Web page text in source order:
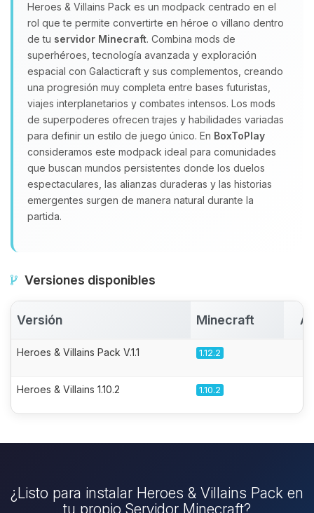
Heroes & Villains Pack es un modpack centrado en el
rol que te permite convertirte en héroe o villano dentro
de tu servidor Minecraft. Combina mods de
superhéroes, tecnología avanzada y exploración
espacial con Galacticraft y sus complementos, creando
una progresión muy completa entre bases futuristas,
viajes interplanetarios y combates intensos. Los mods
de superpoderes ofrecen trajes y habilidades variadas
para definir un estilo de juego único. En BoxToPlay
consideramos este modpack ideal para comunidades
que buscan mundos persistentes donde los duelos
espectaculares, las alianzas duraderas y las historias
emergentes surgen de manera natural durante la
partida.
Versiones disponibles
Versión Minecraft
Heroes & Villains Pack V.1.1 1.12.2
Heroes & Villains 1.10.2 1.10.2
¿Listo para instalar Heroes & Villains Pack en
tu propio Servidor Minecraft?